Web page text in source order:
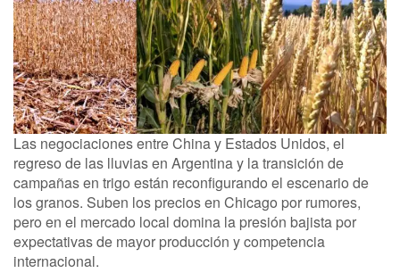
Las negociaciones entre China y Estados Unidos, el
regreso de las lluvias en Argentina y la transición de
campañas en trigo están reconfigurando el escenario de
los granos. Suben los precios en Chicago por rumores,
pero en el mercado local domina la presión bajista por
expectativas de mayor producción y competencia
internacional.